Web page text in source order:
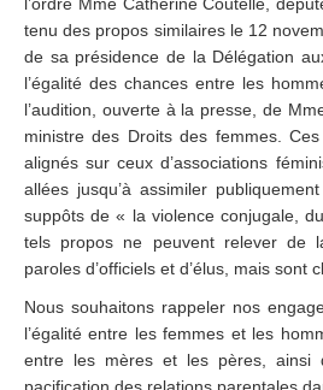
tenu des propos similaires le 12
de sa présidence de la Délégation
l’égalité des chances entre les
l’audition, ouverte à la presse, de
ministre des Droits des femmes.
alignés sur ceux d’associations
allées jusqu’à assimiler
suppôts de « la violence conjugale,
tels propos ne peuvent relever de
paroles d’officiels et d’élus, mais sont
Nous souhaitons rappeler nos
l’égalité entre les femmes et les
entre les mères et les pères, ainsi